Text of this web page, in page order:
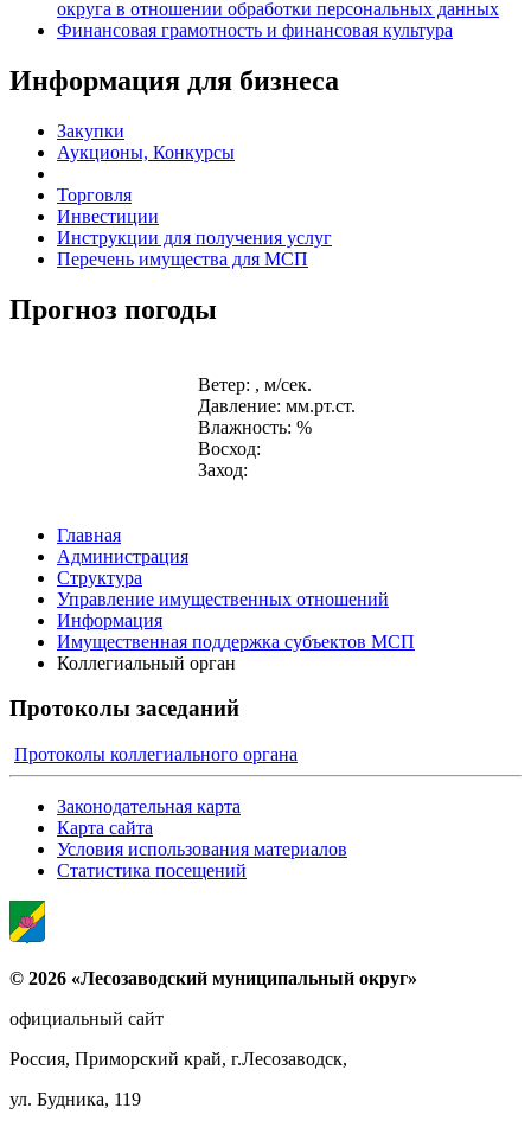
округа в отношении обработки персональных данных
Финансовая грамотность и финансовая культура
Информация для бизнеса
Закупки
Аукционы, Конкурсы
Торговля
Инвестиции
Инструкции для получения услуг
Перечень имущества для МСП
Прогноз погоды
Ветер: , м/сек.
Давление: мм.рт.ст.
Влажность: %
Восход:
Заход:
Главная
Администрация
Структура
Управление имущественных отношений
Информация
Имущественная поддержка субъектов МСП
Коллегиальный орган
Протоколы заседаний
Протоколы коллегиального органа
Законодательная карта
Карта сайта
Условия использования материалов
Статистика посещений
© 2026 «Лесозаводский муниципальный округ»
официальный сайт
Россия, Приморский край, г.Лесозаводск,
ул. Будника, 119